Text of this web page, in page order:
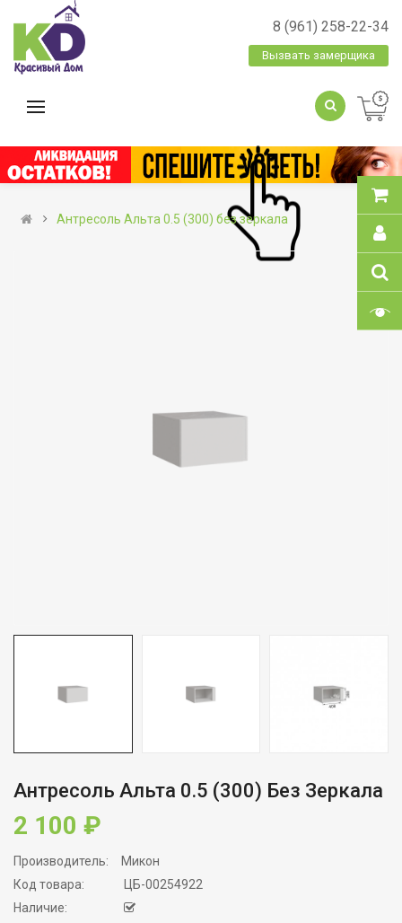
8 (961) 258-22-34
Вызвать замерщика
Антресоль Альта 0.5 (300) без зеркала
Антресоль Альта 0.5 (300) Без Зеркала
2 100 ₽
Производитель:
Микон
Код товара:
ЦБ-00254922
Наличие: